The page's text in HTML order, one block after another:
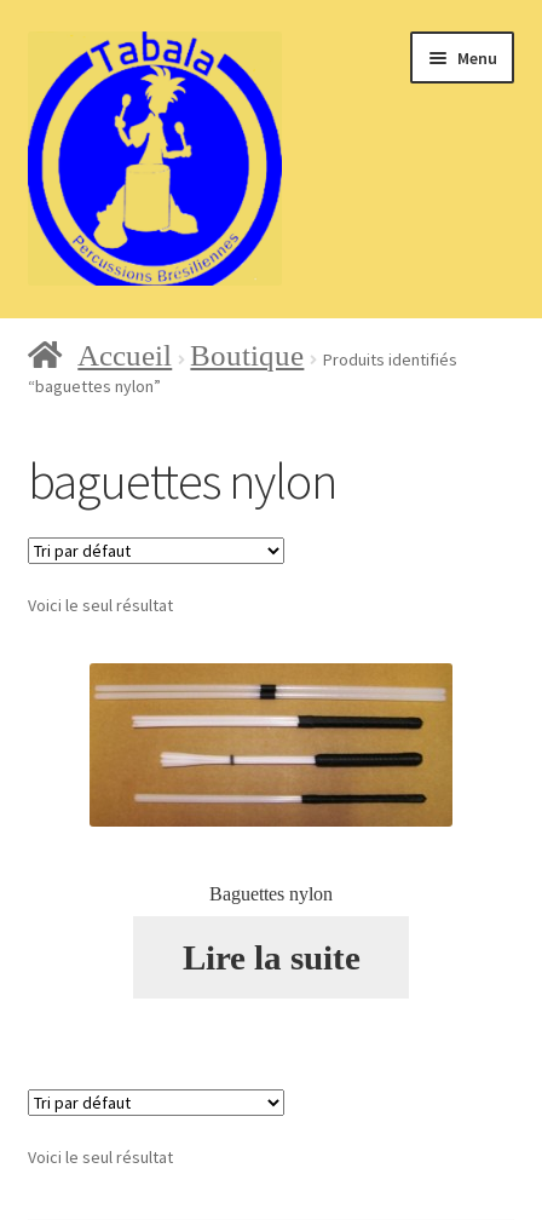
Aller
la
navigation
Aller
au
contenu
Menu
Accueil
Boutique
Contact
Mon compte
Page d’exemple
Validation de la commande
Accueil Boutique
Produits identifiés
“baguettes nylon”
baguettes nylon
Voici le seul résultat
Baguettes nylon
Lire la suite
Voici le seul résultat